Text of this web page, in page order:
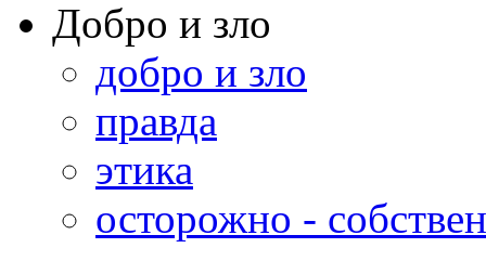
Добро и зло
добро и зло
правда
этика
осторожно -